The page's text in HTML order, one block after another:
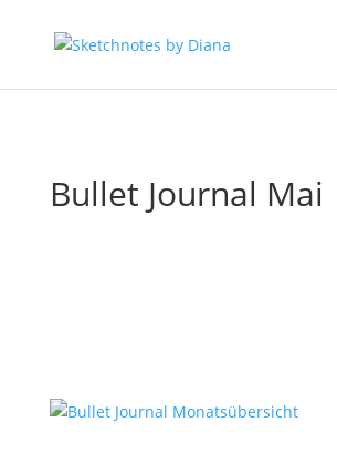
Bullet Journal Mai